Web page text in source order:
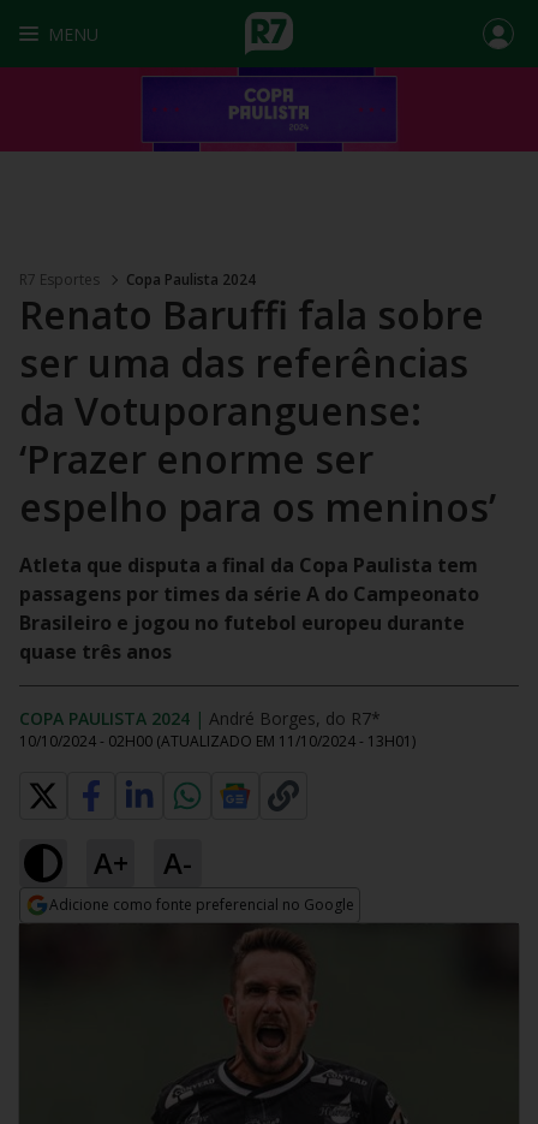
MENU
R7 Esportes Copa Paulista 2024
Renato Baruffi fala sobre
ser uma das referências
da Votuporanguense:
‘Prazer enorme ser
espelho para os meninos’
Atleta que disputa a final da Copa Paulista tem
passagens por times da série A do Campeonato
Brasileiro e jogou no futebol europeu durante
quase três anos
COPA PAULISTA 2024 | André Borges, do R7*
10/10/2024 - 02H00 (ATUALIZADO EM 11/10/2024 - 13H01)
A+ A-
Adicione como fonte preferencial no Google